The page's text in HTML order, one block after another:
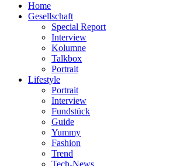
Home
Gesellschaft
Special Report
Interview
Kolumne
Talkbox
Portrait
Lifestyle
Portrait
Interview
Fundstück
Guide
Yummy
Fashion
Trend
Tech-News